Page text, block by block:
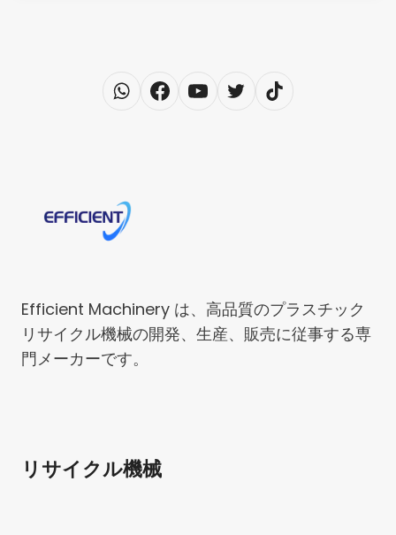
Efficient Machinery は、高品質のプラスチック
リサイクル機械の開発、生産、販売に従事する専
門メーカーです。
リサイクル機械